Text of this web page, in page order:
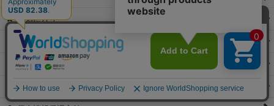
＞詳細は画像をタップ＜
③但し書き（空欄やお品代は不可）
【すでにご注文が完了している場合】
①お電話・メール・LINEにて領収書希望の連絡をお願い致します
②後日、郵送にて領収書を送らせて頂きます。
①マイページから購入履歴→購入内容→領収書発行を選択。
お気に入り
特定商取引法表示
ご利用案内
お問い合せ